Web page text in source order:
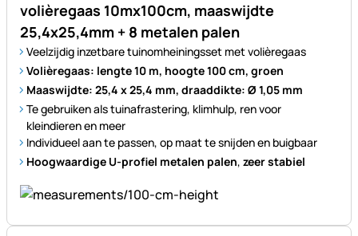
volièregaas 10mx100cm, maaswijdte
25,4x25,4mm + 8 metalen palen
Veelzijdig inzetbare tuinomheiningsset met volièregaas
Volièregaas: lengte 10 m, hoogte 100 cm, groen
Maaswijdte: 25,4 x 25,4 mm, draaddikte: Ø 1,05 mm
Te gebruiken als tuinafrastering, klimhulp, ren voor
kleindieren en meer
Individueel aan te passen, op maat te snijden en buigbaar
Hoogwaardige U-profiel metalen palen, zeer stabiel